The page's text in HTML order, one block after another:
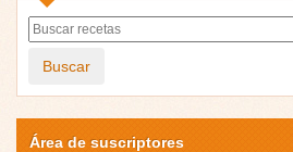
Buscar
Área de suscriptores